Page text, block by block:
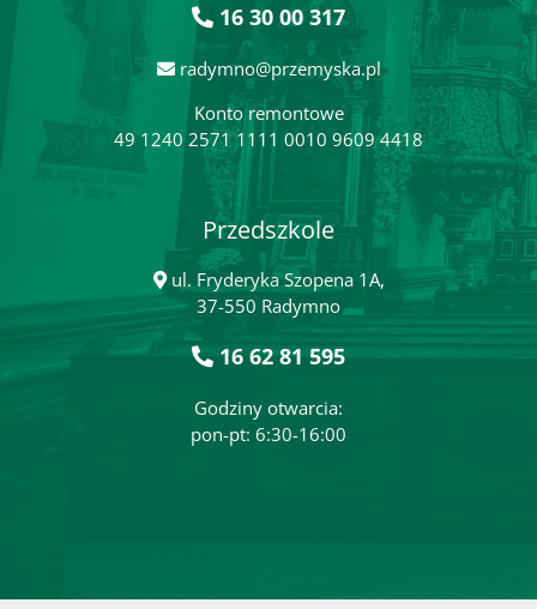
16 30 00 317
radymno@przemyska.pl
Konto remontowe
49 1240 2571 1111 0010 9609 4418
Przedszkole
ul. Fryderyka Szopena 1A,
37-550 Radymno
16 62 81 595
Godziny otwarcia:
pon-pt: 6:30-16:00